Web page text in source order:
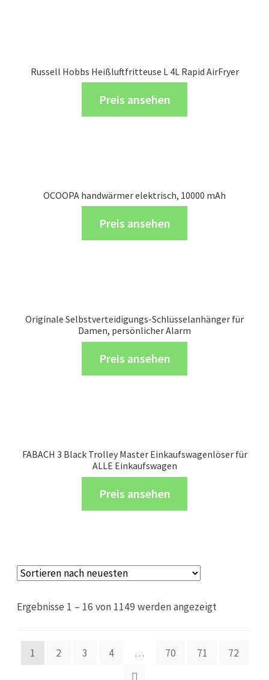
Russell Hobbs Heißluftfritteuse L 4L Rapid AirFryer
Preis ansehen
OCOOPA handwärmer elektrisch, 10000 mAh
Preis ansehen
Originale Selbstverteidigungs-Schlüsselanhänger für
Damen, persönlicher Alarm
Preis ansehen
FABACH 3 Black Trolley Master Einkaufswagenlöser für
ALLE Einkaufswagen
Preis ansehen
Ergebnisse 1 – 16 von 1149 werden angezeigt
1 2 3 4 … 70 71 72